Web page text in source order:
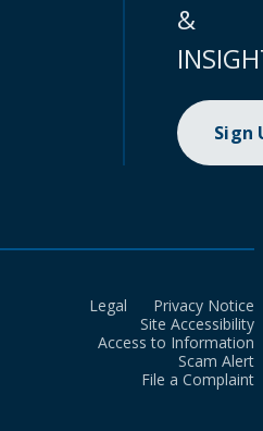
&
Sign
Legal
Privacy Notice
Site Accessibility
Access to Information
Scam Alert
File a Complaint